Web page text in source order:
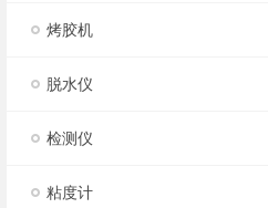
烤胶机
脱水仪
检测仪
粘度计